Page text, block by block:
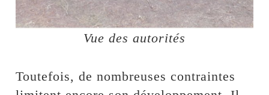
Vue des autorités
Toutefois, de nombreuses contraintes